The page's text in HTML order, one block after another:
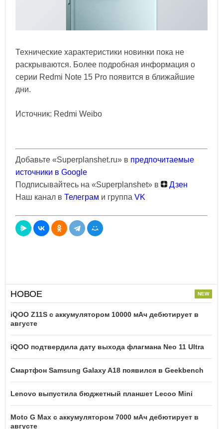
Технические характеристики новинки пока не
раскрываются. Более подробная информация о
серии Redmi Note 15 Pro появится в ближайшие
дни.
Источник: Redmi Weibo
Добавьте «Superplanshet.ru» в предпочитаемые
источники в Google
Подписывайтесь на «Superplanshet» в
Дзен
Наш канал в Телеграм и группа VK
НОВОЕ
iQOO Z11S с аккумулятором 10000 мАч дебютирует в
августе
iQOO подтвердила дату выхода флагмана Neo 11 Ultra
Смартфон Samsung Galaxy A18 появился в Geekbench
Lenovo выпустила бюджетный планшет Lecoo Mini
Moto G Max с аккумулятором 7000 мАч дебютирует в
августе